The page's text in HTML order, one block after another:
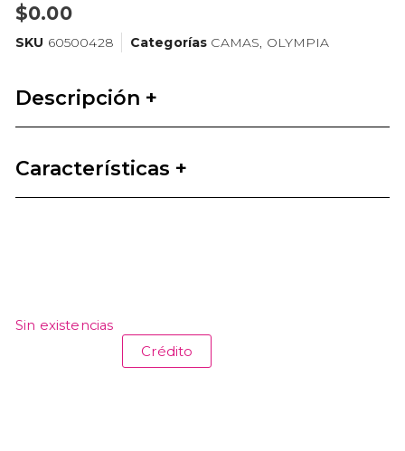
$0.00
SKU 60500428 Categorías CAMAS, OLYMPIA
Descripción +
Características +
Sin existencias
Crédito